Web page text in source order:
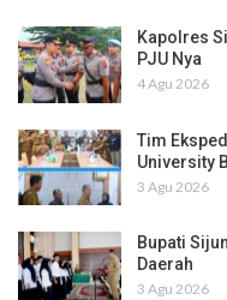
Kapolres
PJU Nya
4 Agu 2026
Tim
University
3 Agu 2026
Bupati
Daerah
3 Agu 2026